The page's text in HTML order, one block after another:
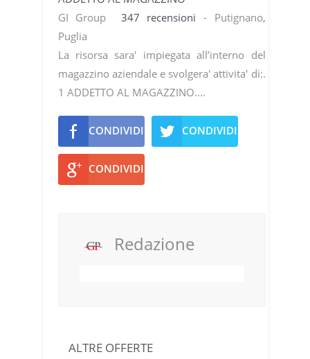
GI Group 347 recensioni - Putignano,
Puglia
La risorsa sara' impiegata all’interno del
magazzino aziendale e svolgera' attivita' di:.
1 ADDETTO AL MAGAZZINO....
CONDIVIDI CONDIVIDI
CONDIVIDI
Redazione
ALTRE OFFERTE